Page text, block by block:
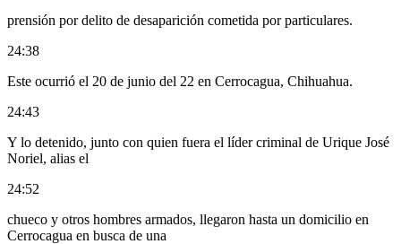
prensión por delito de desaparición cometida por particulares.
24:38
Este ocurrió el 20 de junio del 22 en Cerrocagua, Chihuahua.
24:43
Y lo detenido, junto con quien fuera el líder criminal de Urique José
Noriel, alias el
24:52
chueco y otros hombres armados, llegaron hasta un domicilio en
Cerrocagua en busca de una